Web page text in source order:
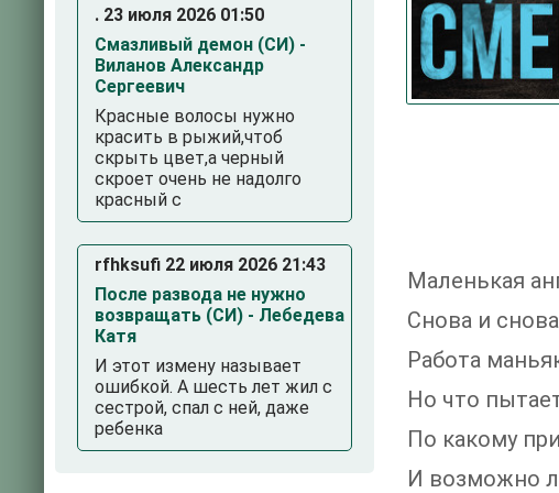
Маленькая
Снова и
Работа
Но что
По какому
И возможно
. 23 июля 2026 01:50
Смазливый демон (СИ) -
Виланов Александр
Сергеевич
Красные волосы нужно
красить в рыжий,чтоб
скрыть цвет,а черный
скроет очень не надолго
красный с
rfhksufi 22 июля 2026 21:43
После развода не нужно
возвращать (СИ) - Лебедева
Катя
И этот измену называет
ошибкой. А шесть лет жил с
сестрой, спал с ней, даже
ребенка